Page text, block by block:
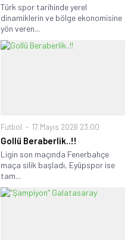
Türk spor tarihinde yerel
dinamiklerin ve bölge ekonomisine
yön veren...
Futbol 17 Mayıs 2026 23:00
Gollü Beraberlik..!!
Ligin son maçında Fenerbahçe
maça silik başladı, Eyüpspor ise
tam...